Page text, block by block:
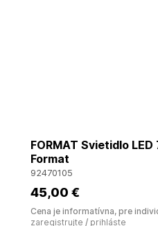
FORMAT Svietidlo
Format
92470105
45,00 €
Cena je informatívna, pre
zaregistrujte / prihláste